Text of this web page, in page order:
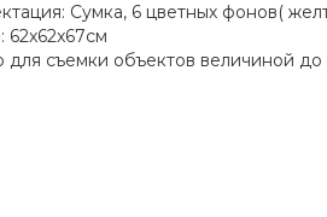
Сумка, 6 цветных фонов(
62x62x67см
для съемки объектов величиной